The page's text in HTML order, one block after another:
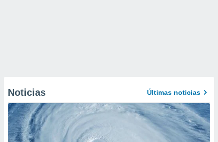
Noticias Últimas noticias